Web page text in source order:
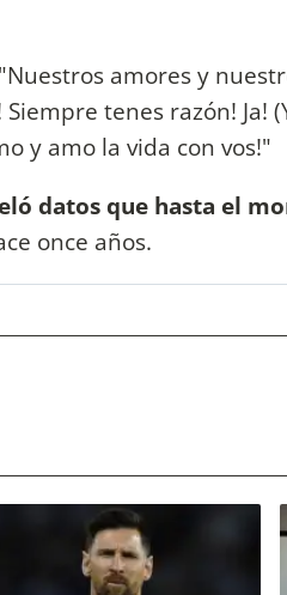
amores y
tenes razón! Ja!
y amo la vida con vos!"
datos que hasta el
once años.